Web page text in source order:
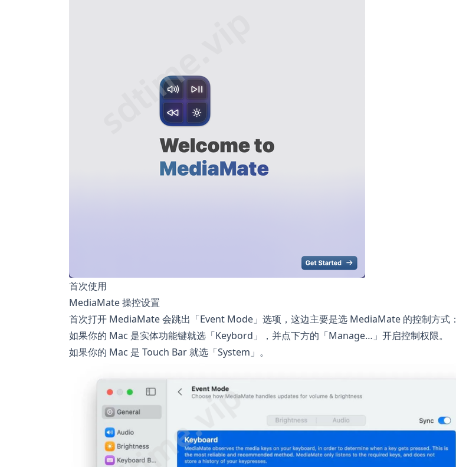
首次使用
MediaMate 操控设置
首次打开 MediaMate 会跳出「Event Mode」选项，这边主要是选 MediaMate 的控制方式：
如果你的 Mac 是实体功能键就选「Keybord」，并点下方的「Manage…」开启控制权限。
如果你的 Mac 是 Touch Bar 就选「System」。